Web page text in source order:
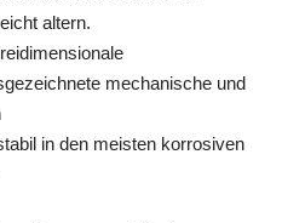
altern.
mechanische und
in den meisten korrosiven